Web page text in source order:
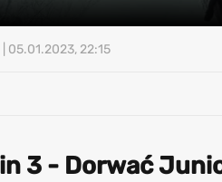
| 05.01.2023, 22:15
3 - Dorwać